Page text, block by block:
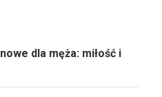
dla męża: miłość i